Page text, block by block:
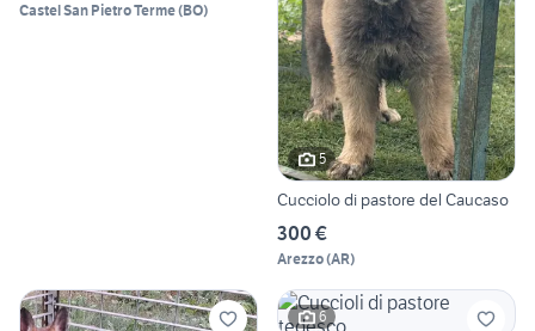
Castel San Pietro Terme(BO)
5
Cucciolo di pastore del Caucaso
300 €
Arezzo(AR)
6